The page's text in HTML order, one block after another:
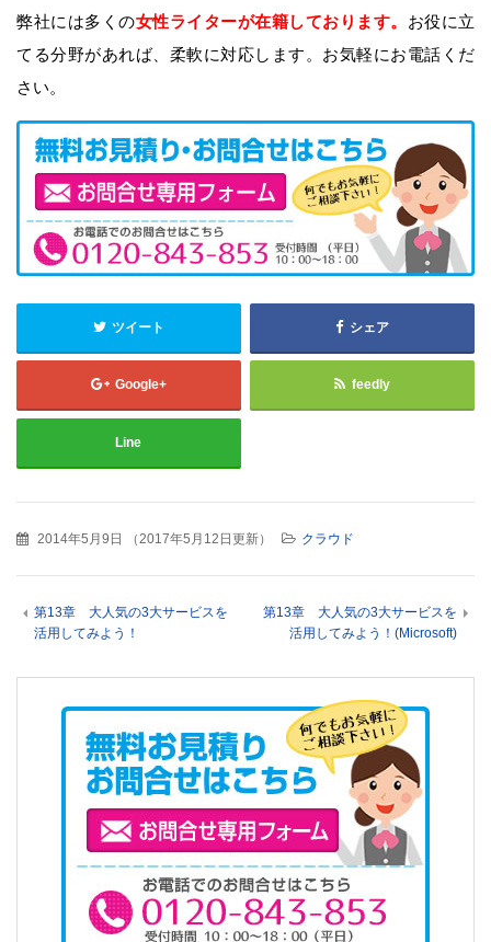
弊社には多くの女性ライターが在籍しております。 お役に立
てる分野があれば、 柔軟に対応します。お気軽にお電話くだ
さい。
ツイート シェア
Google+ feedly
Line
2014年5月9日 （2017年5月12日更新） クラウド
第13章 大人気の3大サービスを
活用してみよう！
第13章 大人気の3大サービスを
活用してみよう！(Microsoft)